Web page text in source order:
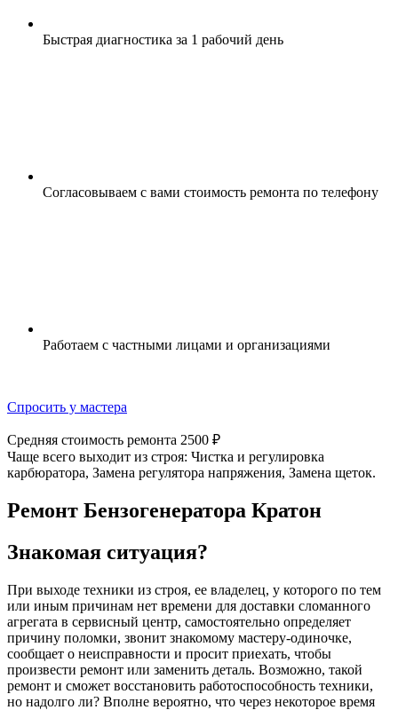
Быстрая диагностика за 1 рабочий день
Согласовываем с вами стоимость ремонта по телефону
Работаем с частными лицами и организациями
Спросить у мастера
Средняя стоимость ремонта 2500 ₽
Чаще всего выходит из строя: Чистка и регулировка
карбюратора, Замена регулятора напряжения, Замена щеток.
Ремонт Бензогенератора Кратон
Знакомая ситуация?
При выходе техники из строя, ее владелец, у которого по тем
или иным причинам нет времени для доставки сломанного
агрегата в сервисный центр, самостоятельно определяет
причину поломки, звонит знакомому мастеру-одиночке,
сообщает о неисправности и просит приехать, чтобы
произвести ремонт или заменить деталь. Возможно, такой
ремонт и сможет восстановить работоспособность техники,
но надолго ли? Вполне вероятно, что через некоторое время